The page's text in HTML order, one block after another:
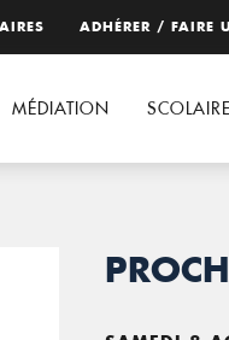
ADHÉRER / FAIRE
MÉDIATION